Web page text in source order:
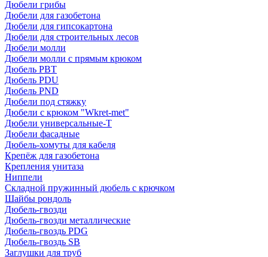
Дюбели грибы
Дюбели для газобетона
Дюбели для гипсокартона
Дюбели для строительных лесов
Дюбели молли
Дюбели молли с прямым крюком
Дюбель PBT
Дюбель PDU
Дюбель PND
Дюбели под стяжку
Дюбели с крюком "Wkret-met"
Дюбели универсальные-Т
Дюбели фасадные
Дюбель-хомуты для кабеля
Крепёж для газобетона
Крепления унитаза
Ниппели
Складной пружинный дюбель с крючком
Шайбы рондоль
Дюбель-гвозди
Дюбель-гвозди металлические
Дюбель-гвоздь PDG
Дюбель-гвоздь SB
Заглушки для труб